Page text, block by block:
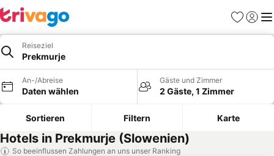
Favoriten
Reiseziel
Prekmurje
An-/Abreise
Daten wählen
Gäste und Zimmer
2 Gäste, 1 Zimmer
Sortieren Filtern Karte
Hotels in Prekmurje (Slowenien)
So beeinflussen Zahlungen an uns unser Ranking